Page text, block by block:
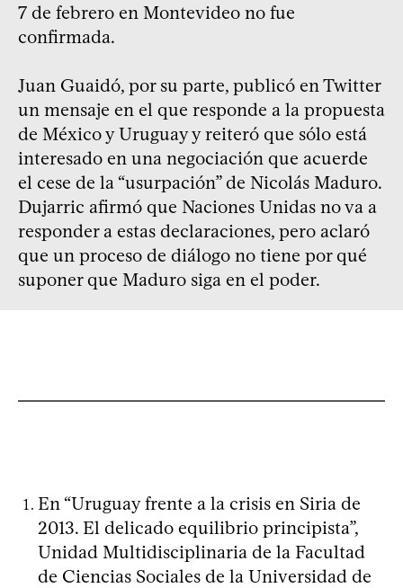
7 de febrero en Montevideo no fue
confirmada.
Juan Guaidó, por su parte, publicó en Twitter
un mensaje en el que responde a la propuesta
de México y Uruguay y reiteró que sólo está
interesado en una negociación que acuerde
el cese de la “usurpación” de Nicolás Maduro.
Dujarric afirmó que Naciones Unidas no va a
responder a estas declaraciones, pero aclaró
que un proceso de diálogo no tiene por qué
suponer que Maduro siga en el poder.
En “Uruguay frente a la crisis en Siria de
2013. El delicado equilibrio principista”,
Unidad Multidisciplinaria de la Facultad
de Ciencias Sociales de la Universidad de